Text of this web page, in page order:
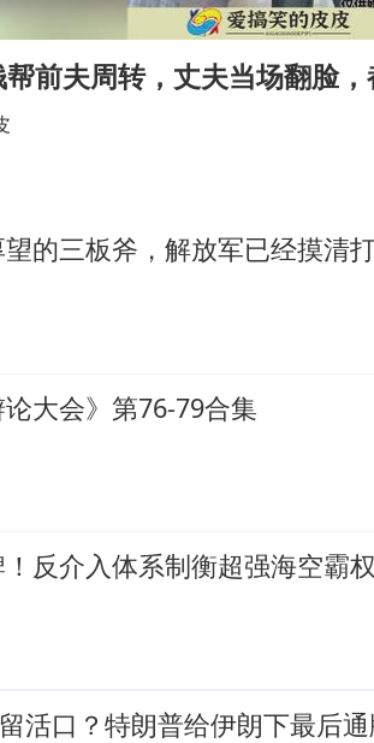
《欢迎来龙餐馆》口碑
茅台部分直营店飞天茅台提价
黄金牛市回来了吗
前夫周转，丈夫当场翻脸，
的三板斧，解放军已经摸清
论大会》第76-79合集
反介入体系制衡超强海空霸权
活口？特朗普给伊朗下最后